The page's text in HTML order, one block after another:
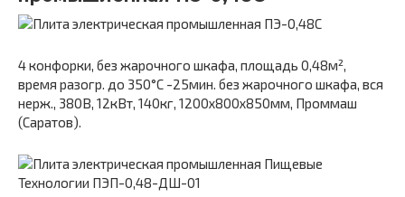
4 конфорки, без жарочного шкафа, площадь 0,48м²,
время разогр. до 350°С -25мин. без жарочного шкафа, вся
нерж., 380В, 12кВт, 140кг, 1200х800х850мм, Проммаш
(Саратов).